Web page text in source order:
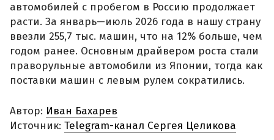
автомобилей с пробегом в Россию продолжает
расти. За январь—июль 2026 года в нашу страну
ввезли 255,7 тыс. машин, что на 12% больше, чем
годом ранее. Основным драйвером роста стали
праворульные автомобили из Японии, тогда как
поставки машин с левым рулем сократились.
Автор: Иван Бахарев
Источник: Telegram-канал Сергея Целикова